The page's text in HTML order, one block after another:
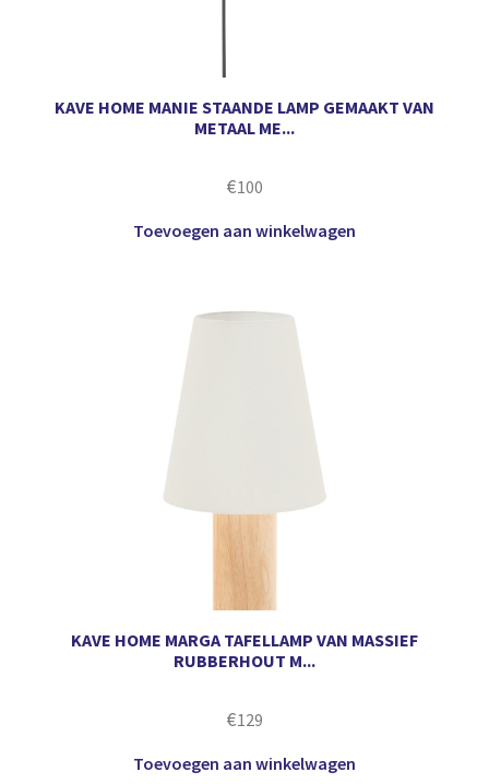
KAVE HOME MANIE STAANDE LAMP GEMAAKT VAN
METAAL ME...
€100
Toevoegen aan winkelwagen
KAVE HOME MARGA TAFELLAMP VAN MASSIEF
RUBBERHOUT M...
€129
Toevoegen aan winkelwagen